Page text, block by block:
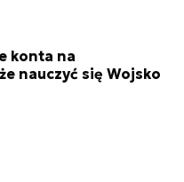
konta na
nauczyć się Wojsko